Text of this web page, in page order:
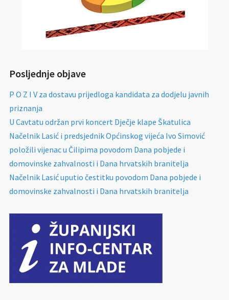
Posljednje objave
P O Z I V za dostavu prijedloga kandidata za dodjelu javnih
priznanja
U Cavtatu održan prvi koncert Dječje klape Škatulica
Načelnik Lasić i predsjednik Općinskog vijeća Ivo Simović
položili vijenac u Čilipima povodom Dana pobjede i
domovinske zahvalnosti i Dana hrvatskih branitelja
Načelnik Lasić uputio čestitku povodom Dana pobjede i
domovinske zahvalnosti i Dana hrvatskih branitelja